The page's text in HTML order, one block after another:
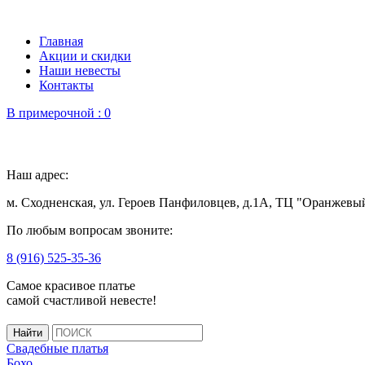
Главная
Акции и скидки
Наши невесты
Контакты
В примерочной : 0
Наш адрес:
м. Сходненская, ул. Героев Панфиловцев, д.1А, ТЦ
По любым вопросам звоните:
8 (916) 525-35-36
Самое красивое платье
самой счастливой невесте!
Свадебные платья